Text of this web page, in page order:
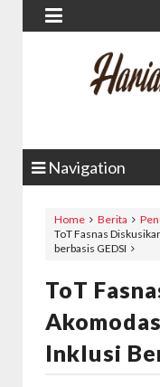

Navigation
Home Berita
ToT Fasnas
berbasis GEDSI
ToT
Inklusi